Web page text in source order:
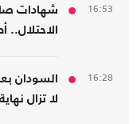
16:53
شهادات
16:28
السودان
لا تزال